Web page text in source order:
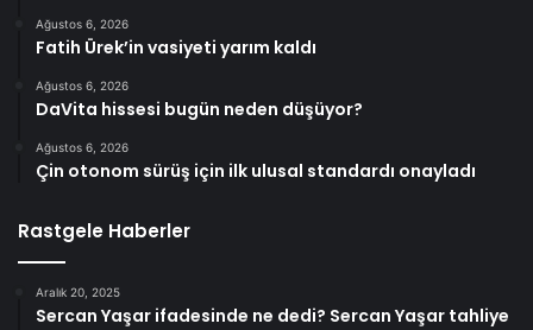
Ağustos 6, 2026
Fatih Ürek’in vasiyeti yarım kaldı
Ağustos 6, 2026
DaVita hissesi bugün neden düşüyor?
Ağustos 6, 2026
Çin otonom sürüş için ilk ulusal standardı onayladı
Rastgele Haberler
Aralık 20, 2025
Sercan Yaşar ifadesinde ne dedi? Sercan Yaşar tahliye